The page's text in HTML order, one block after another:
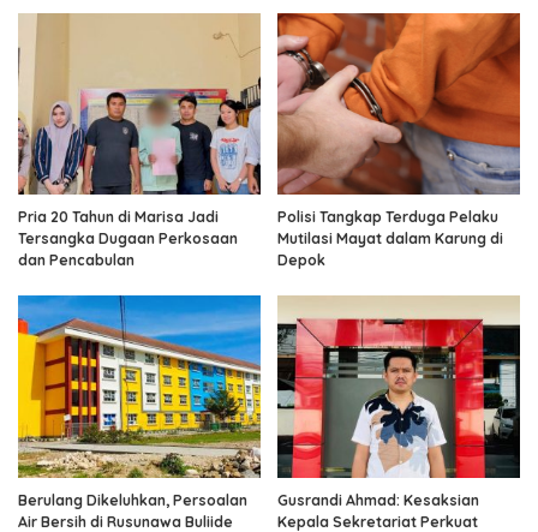
Pria 20 Tahun di Marisa Jadi
Tersangka Dugaan Perkosaan
dan Pencabulan
Polisi Tangkap Terduga Pelaku
Mutilasi Mayat dalam Karung di
Depok
Berulang Dikeluhkan, Persoalan
Air Bersih di Rusunawa Buliide
Gusrandi Ahmad: Kesaksian
Kepala Sekretariat Perkuat